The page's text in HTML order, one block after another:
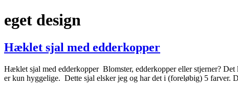
eget design
Hæklet sjal med edderkopper
Hæklet sjal med edderkopper Blomster, edderkopper eller stjerner?
er kun hyggelige. Dette sjal elsker jeg og har det i (foreløbig) 5 farver.